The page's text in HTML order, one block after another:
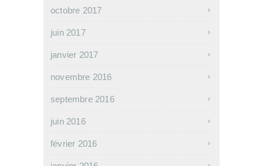
octobre 2017
juin 2017
janvier 2017
novembre 2016
septembre 2016
juin 2016
février 2016